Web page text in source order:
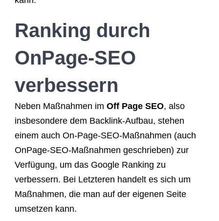
Ranking durch
OnPage-SEO
verbessern
Neben Maßnahmen im Off Page SEO, also
insbesondere dem Backlink-Aufbau, stehen
einem auch On-Page-SEO-Maßnahmen (auch
OnPage-SEO-Maßnahmen geschrieben) zur
Verfügung, um das Google Ranking zu
verbessern. Bei Letzteren handelt es sich um
Maßnahmen, die man auf der eigenen Seite
umsetzen kann.